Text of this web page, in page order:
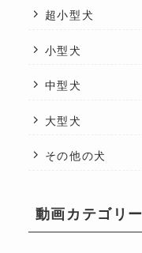
超小型犬
小型犬
中型犬
大型犬
その他の犬
動画カテゴリー